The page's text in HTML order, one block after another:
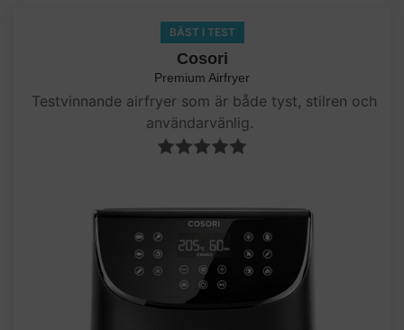
BÄST I TEST
Cosori
Premium Airfryer
Testvinnande airfryer som är både tyst, stilren och
användarvänlig.